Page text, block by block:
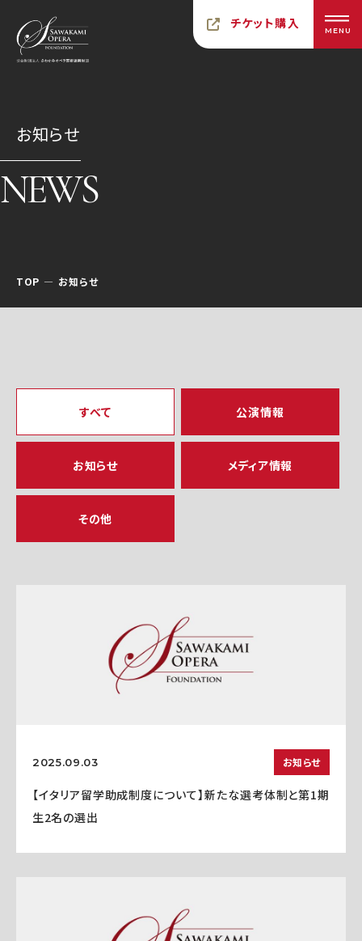
チケット購入 MENU
お知らせ
NEWS
TOP お知らせ
すべて 公演情報
お知らせ メディア情報
その他
2025.09.03 お知らせ
【イタリア留学助成制度について】新たな選考体制と第1期
生2名の選出